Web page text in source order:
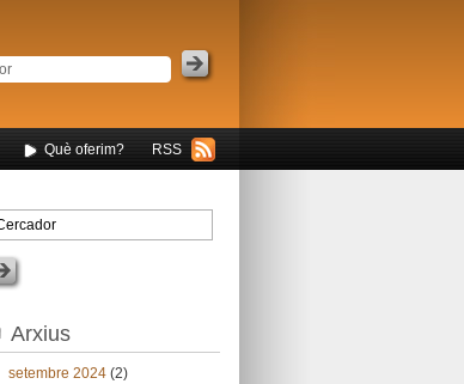
RSS
Què oferim?
Arxius
setembre 2024(2)